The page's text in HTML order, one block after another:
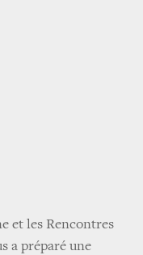
et les Rencontres
a préparé une